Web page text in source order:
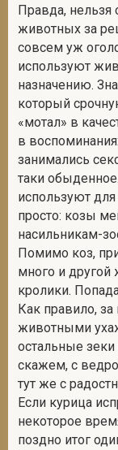
Правда, нельзя
животных за
совсем уж
используют
назначению.
который
«мотал» в
в
занимались
таки
используют для
просто: козы
насильникам-
Помимо коз,
много и другой
кролики.
Как правило,
животными
остальные зеки
скажем, с
тут же с
Если курица
некоторое
поздно итог